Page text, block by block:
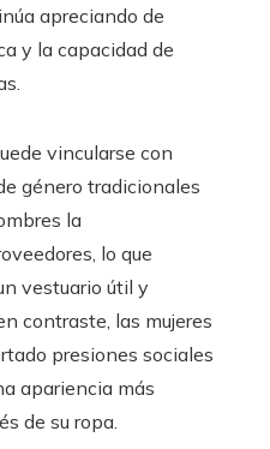
apreciando de
y la capacidad de
vincularse con
género tradicionales
la
lo que
vestuario útil y
contraste, las mujeres
presiones sociales
apariencia más
de su ropa.